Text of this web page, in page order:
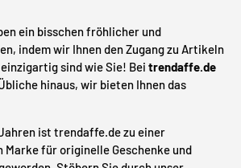
ein bisschen fröhlicher und
indem wir Ihnen den Zugang zu Artikeln
sind wie Sie! Bei trendaffe.de
hinaus, wir bieten Ihnen das
ist trendaffe.de zu einer
für originelle Geschenke und